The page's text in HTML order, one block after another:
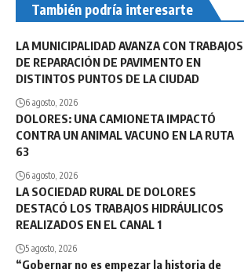
También podría interesarte
LA MUNICIPALIDAD AVANZA CON TRABAJOS
DE REPARACIÓN DE PAVIMENTO EN
DISTINTOS PUNTOS DE LA CIUDAD
6 agosto, 2026
DOLORES: UNA CAMIONETA IMPACTÓ
CONTRA UN ANIMAL VACUNO EN LA RUTA
63
6 agosto, 2026
LA SOCIEDAD RURAL DE DOLORES
DESTACÓ LOS TRABAJOS HIDRÁULICOS
REALIZADOS EN EL CANAL 1
5 agosto, 2026
“Gobernar no es empezar la historia de